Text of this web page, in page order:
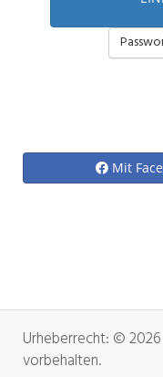
Mit
Urheberrecht: © 2026
vorbehalten.